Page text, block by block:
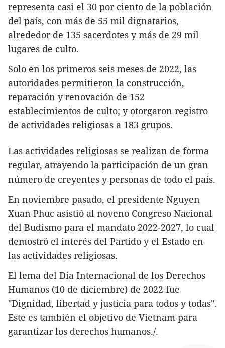
representa casi el 30 por ciento de la población
del país, con más de 55 mil dignatarios,
alrededor de 135 sacerdotes y más de 29 mil
lugares de culto.
Solo en los primeros seis meses de 2022, las
autoridades permitieron la construcción,
reparación y renovación de 152
establecimientos de culto; y otorgaron registro
de actividades religiosas a 183 grupos.
Las actividades religiosas se realizan de forma
regular, atrayendo la participación de un gran
número de creyentes y personas de todo el país.
En noviembre pasado, el presidente Nguyen
Xuan Phuc asistió al noveno Congreso Nacional
del Budismo para el mandato 2022-2027, lo cual
demostró el interés del Partido y el Estado en
las actividades religiosas.
El lema del Día Internacional de los Derechos
Humanos (10 de diciembre) de 2022 fue
"Dignidad, libertad y justicia para todos y todas".
Este es también el objetivo de Vietnam para
garantizar los derechos humanos./.